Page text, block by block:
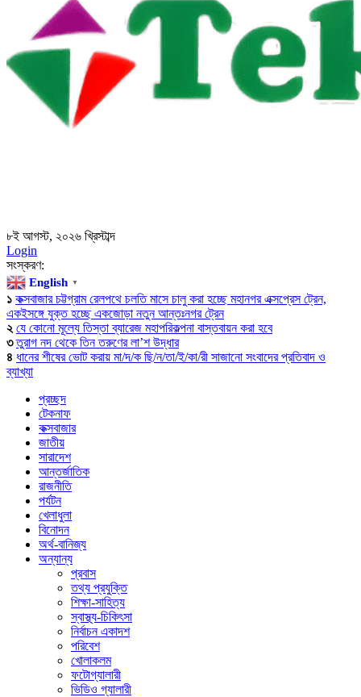
৮ই আগস্ট, ২০২৬ খ্রিস্টাব্দ
Login
সংস্করণ:
English ▼
১ কক্সবাজার চট্টগ্রাম রেলপথে চলতি মাসে চালু করা হচ্ছে মহানগর এক্সপ্রেস ট্রেন,
একইসঙ্গে যুক্ত হচ্ছে একজোড়া নতুন আন্তঃনগর ট্রেন
২ যে কোনো মূল্যে তিস্তা ব্যারেজ মহাপরিকল্পনা বাস্তবায়ন করা হবে
৩ তুরাগ নদ থেকে তিন তরুণের লা’শ উদ্ধার
৪ ধানের শীষের ভোট করায় মা/দ/ক ছি/ন/তা/ই/কা/রী সাজানো সংবাদের প্রতিবাদ ও
ব্যাখ্যা
প্রচ্ছদ
টেকনাফ
কক্সবাজার
জাতীয়
সারাদেশ
আন্তর্জাতিক
রাজনীতি
পর্যটন
খেলাধুলা
বিনোদন
অর্থ-বানিজ্য
অন্যান্য
প্রবাস
তথ্য প্রযুক্তি
শিক্ষা-সাহিত্য
স্বাস্থ্য-চিকিৎসা
নির্বাচন একাদশ
পরিবেশ
খোলাকলম
ফটোগ্যালারী
ভিডিও গ্যালারী